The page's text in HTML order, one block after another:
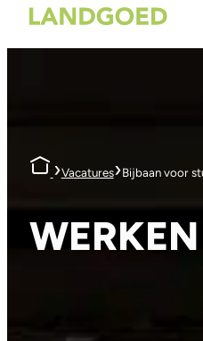
›Vacatures›Bijbaan voor